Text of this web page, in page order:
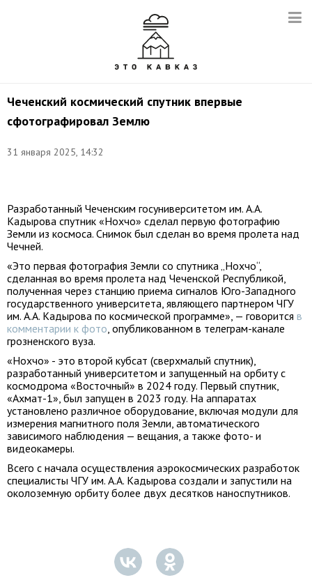
Чеченский космический спутник впервые
сфотографировал Землю
31 января 2025, 14:32
Разработанный Чеченским госуниверситетом им. А.А.
Кадырова спутник «Нохчо» сделал первую фотографию
Земли из космоса. Снимок был сделан во время пролета над
Чечней.
«Это первая фотография Земли со спутника „Нохчо“,
сделанная во время пролета над Чеченской Республикой,
полученная через станцию приема сигналов Юго-Западного
государственного университета, являющего партнером ЧГУ
им. А.А. Кадырова по космической программе», — говорится в
комментарии к фото, опубликованном в телеграм-канале
грозненского вуза.
«Нохчо» - это второй кубсат (сверхмалый спутник),
разработанный университетом и запущенный на орбиту с
космодрома «Восточный» в 2024 году. Первый спутник,
«Ахмат-1», был запущен в 2023 году. На аппаратах
установлено различное оборудование, включая модули для
измерения магнитного поля Земли, автоматического
зависимого наблюдения — вещания, а также фото- и
видеокамеры.
Всего с начала осуществления аэрокосмических разработок
специалисты ЧГУ им. А.А. Кадырова создали и запустили на
околоземную орбиту более двух десятков наноспутников.